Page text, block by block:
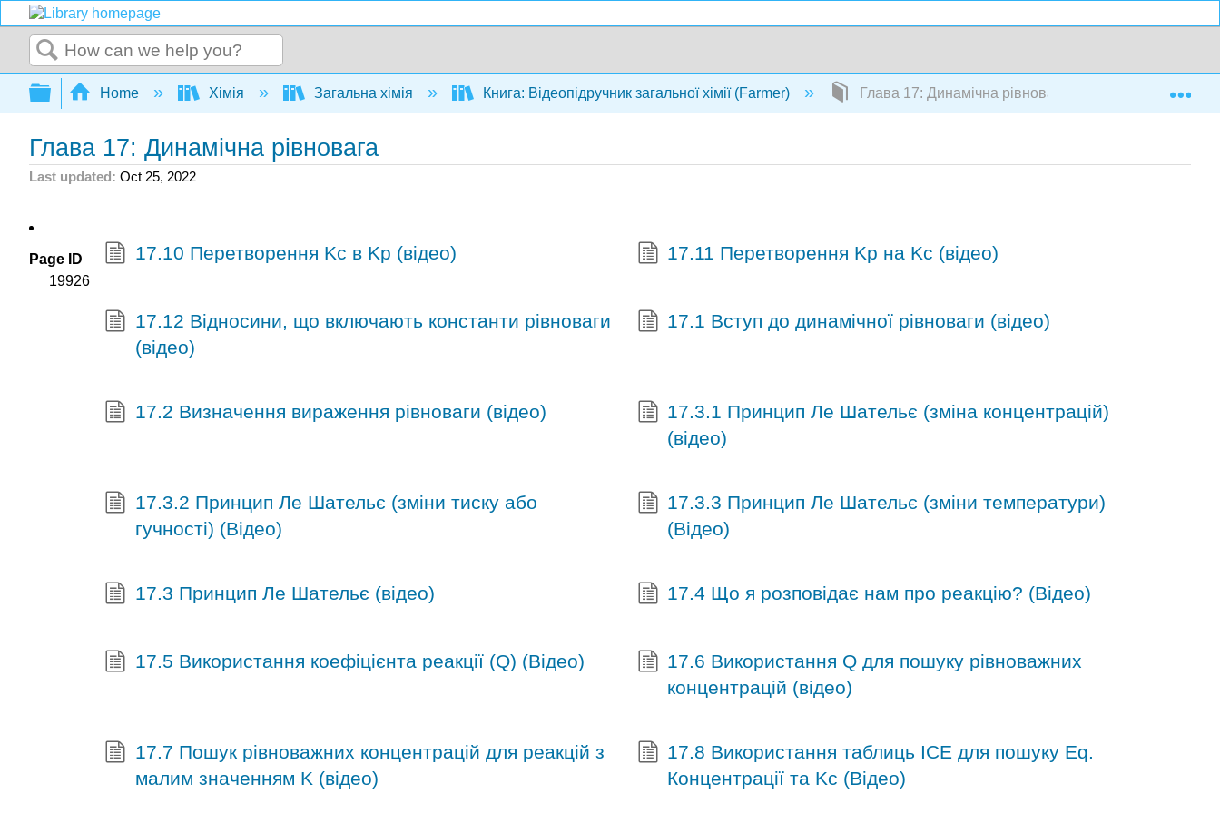
Search
Expand/collapse global hierarchy
Home Хімія Загальна хімія Книга: Відеопідручник загальної хімії (Farmer) Глава 17: Динамічна рівновага
Глава 17: Динамічна рівновага
Last updated Oct 25, 2022
Page ID
19926
17.10 Перетворення Kc в Kp (відео) 17.11 Перетворення Kp на Kc (відео)
17.12 Відносини, що включають константи рівноваги
(відео)
17.1 Вступ до динамічної рівноваги (відео)
17.2 Визначення вираження рівноваги (відео)
17.3.1 Принцип Ле Шательє (зміна концентрацій)
(відео)
17.3.2 Принцип Ле Шательє (зміни тиску або
гучності) (Відео)
17.3.3 Принцип Ле Шательє (зміни температури)
(Відео)
17.3 Принцип Ле Шательє (відео) 17.4 Що я розповідає нам про реакцію? (Відео)
17.5 Використання коефіцієнта реакції (Q) (Відео)
17.6 Використання Q для пошуку рівноважних
концентрацій (відео)
17.7 Пошук рівноважних концентрацій для реакцій з
малим значенням K (відео)
17.8 Використання таблиць ICE для пошуку Eq.
Концентрації та Kc (Відео)